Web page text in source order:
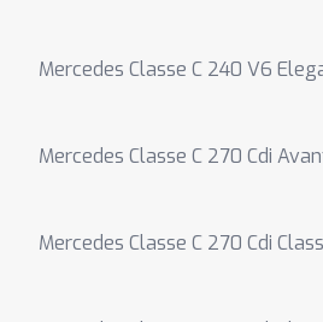
Mercedes Classe C 240 V6
Mercedes Classe C 270 Cdi
Mercedes Classe C 270 Cdi